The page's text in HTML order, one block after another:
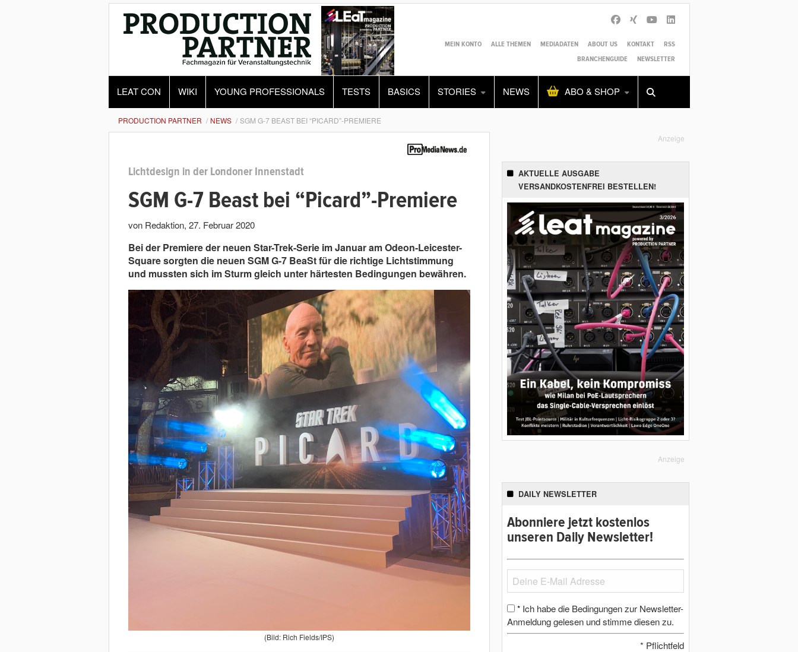
MEIN KONTO ALLE THEMEN MEDIADATEN ABOUT US KONTAKT
RSS
BRANCHENGUIDE
NEWSLETTER
LEAT CON WIKI YOUNG PROFESSIONALS TESTS BASICS STORIES NEWS ABO & SHOP
Alles Shop SUCHEN
PRODUCTION PARTNER NEWS SGM G-7 BEAST BEI “PICARD”-PREMIERE
Lichtdesign in der Londoner Innenstadt
SGM G-7 Beast bei “Picard”-Premiere
von Redaktion, 27. Februar 2020
Bei der Premiere der neuen Star-Trek-Serie im Januar am Odeon-Leicester-
Square sorgten die neuen SGM G-7 BeaSt für die richtige Lichtstimmung
und mussten sich im Sturm gleich unter härtesten Bedingungen bewähren.
(Bild: Rich Fields/IPS)
Anzeige
AKTUELLE AUSGABE
VERSANDKOSTENFREI BESTELLEN!
Anzeige
DAILY NEWSLETTER
Abonniere jetzt kostenlos
unseren Daily Newsletter!
* Ich habe die Bedingungen zur Newsletter-
Anmeldung gelesen und stimme diesen zu.
* Pflichtfeld